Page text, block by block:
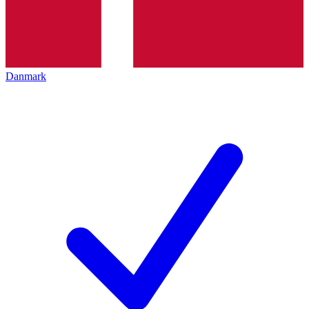
Danmark